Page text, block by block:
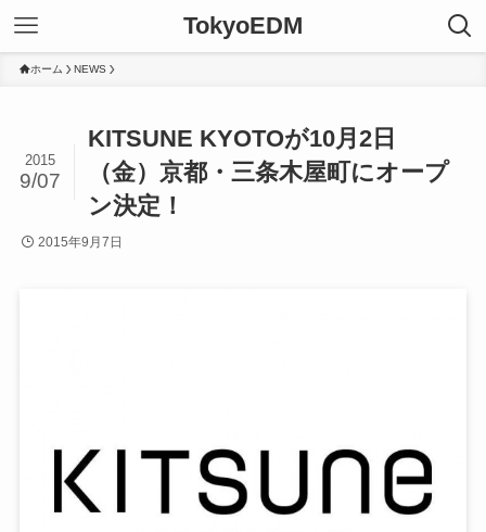
TokyoEDM
ホーム NEWS
KITSUNE KYOTOが10月2日
（金）京都・三条木屋町にオープ
ン決定！
2015
9/07
2015年9月7日